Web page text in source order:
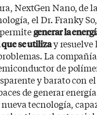
NextGen Nano, de
el Dr. Franky
generar la
se utilizay resuelve
La
de
y barato con el
de generar energía
tecnología,